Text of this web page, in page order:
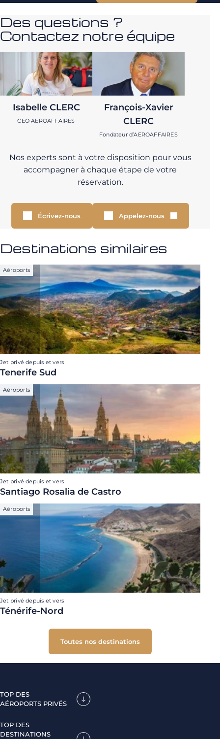
Des questions ?
Contactez notre équipe
Isabelle CLERC
CEO AEROAFFAIRES
François-Xavier
CLERC
Fondateur d’AEROAFFAIRES
Nos experts sont à votre disposition pour vous
accompagner à chaque étape de votre
réservation.
Écrivez-nous Appelez-nous
Destinations similaires
Aéroports
Jet privé depuis et vers
Tenerife Sud
Aéroports
Jet privé depuis et vers
Santiago Rosalia de Castro
Aéroports
Jet privé depuis et vers
Ténérife-Nord
Toutes nos destinations
TOP DES
AÉROPORTS PRIVÉS
TOP DES
DESTINATIONS